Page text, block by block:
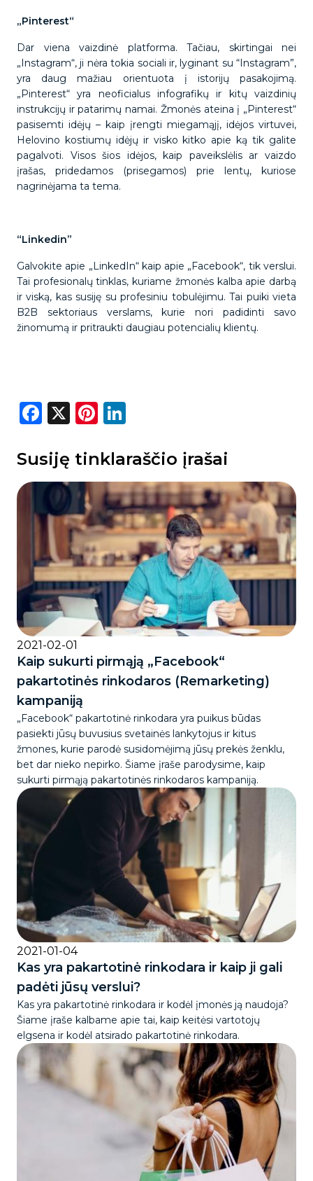
„Pinterest“
Dar viena vaizdinė platforma. Tačiau, skirtingai nei
„Instagram“, ji nėra tokia sociali ir, lyginant su “Instagram”,
yra daug mažiau orientuota į istorijų pasakojimą.
„Pinterest“ yra neoficialus infografikų ir kitų vaizdinių
instrukcijų ir patarimų namai. Žmonės ateina į „Pinterest“
pasisemti idėjų – kaip įrengti miegamąjį, idėjos virtuvei,
Helovino kostiumų idėjų ir visko kitko apie ką tik galite
pagalvoti. Visos šios idėjos, kaip paveikslėlis ar vaizdo
įrašas, pridedamos (prisegamos) prie lentų, kuriose
nagrinėjama ta tema.
“Linkedin”
Galvokite apie „LinkedIn“ kaip apie „Facebook“, tik verslui.
Tai profesionalų tinklas, kuriame žmonės kalba apie darbą
ir viską, kas susiję su profesiniu tobulėjimu. Tai puiki vieta
B2B sektoriaus verslams, kurie nori padidinti savo
žinomumą ir pritraukti daugiau potencialių klientų.
Facebook
X Pinterest
Susiję tinklaraščio įrašai
2021-02-01
Kaip sukurti pirmąją „Facebook“
pakartotinės rinkodaros (Remarketing)
kampaniją
„Facebook“ pakartotinė rinkodara yra puikus būdas
pasiekti jūsų buvusius svetainės lankytojus ir kitus
žmones, kurie parodė susidomėjimą jūsų prekės ženklu,
bet dar nieko nepirko. Šiame įraše parodysime, kaip
sukurti pirmąją pakartotinės rinkodaros kampaniją.
2021-01-04
Kas yra pakartotinė rinkodara ir kaip ji gali
padėti jūsų verslui?
Kas yra pakartotinė rinkodara ir kodėl įmonės ją naudoja?
Šiame įraše kalbame apie tai, kaip keitėsi vartotojų
elgsena ir kodėl atsirado pakartotinė rinkodara.